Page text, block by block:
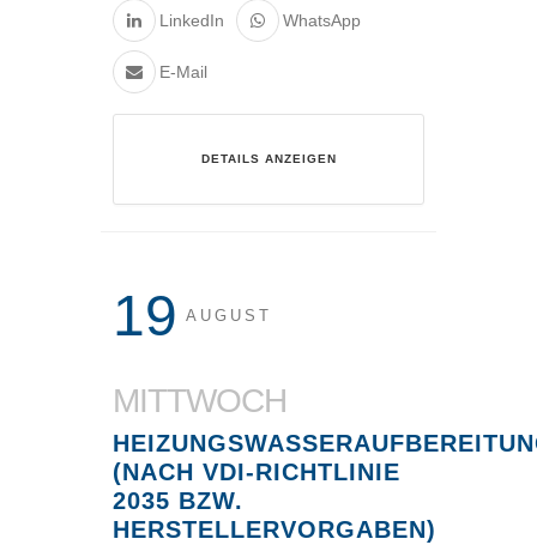
LinkedIn WhatsApp
E-Mail
DETAILS ANZEIGEN
19 AUGUST
MITTWOCH
(NACH VDI-RICHTLINIE
2035 BZW.
HERSTELLERVORGABEN)